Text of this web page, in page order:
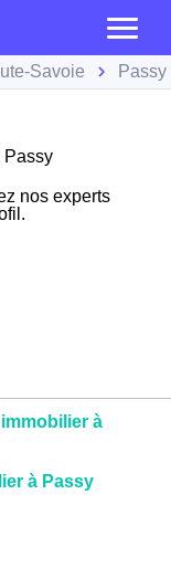
Savoie Passy
Passy
nos experts
à
à Passy